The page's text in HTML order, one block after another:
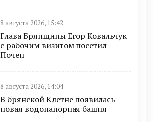
8 августа 2026, 15:42
Глава Брянщины Егор Ковальчук
с рабочим визитом посетил
Почеп
8 августа 2026, 14:04
В брянской Клетне появилась
новая водонапорная башня